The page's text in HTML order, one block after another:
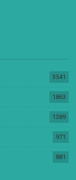
3541
1863
1389
971
881